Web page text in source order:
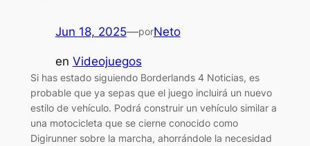
Jun 18, 2025—porNeto
en Videojuegos
Si has estado siguiendo Borderlands 4 Noticias, es
probable que ya sepas que el juego incluirá un nuevo
estilo de vehículo. Podrá construir un vehículo similar a
una motocicleta que se cierne conocido como
Digirunner sobre la marcha, ahorrándole la necesidad